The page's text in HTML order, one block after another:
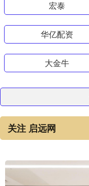
宏泰
华亿配资
大金牛
关注 启远网